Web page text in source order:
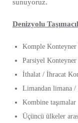
sunuyoruz.
Denizyolu
Komple Konteyner
Parsiyel Konteyner
İthalat / İhracat
Limandan limana /
Kombine taşımalar
Üçüncü ülkeler